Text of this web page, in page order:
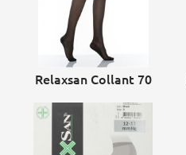
Relaxsan Collant 70